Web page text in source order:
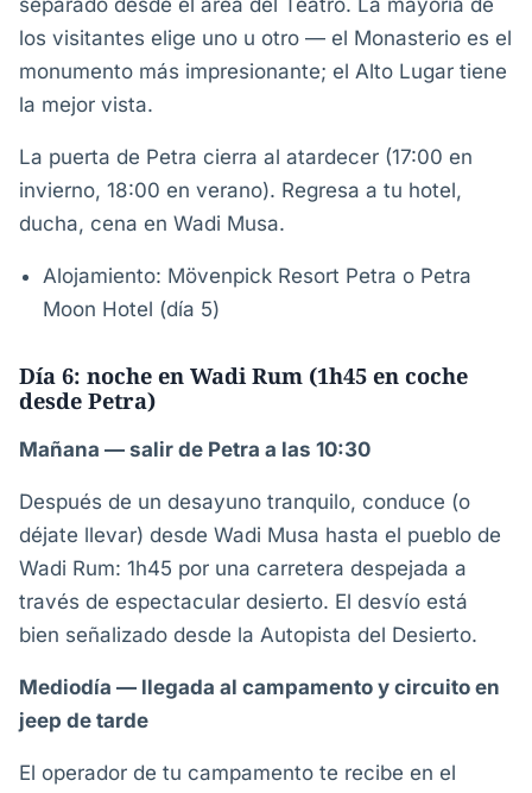
separado desde el área del Teatro. La mayoría de
los visitantes elige uno u otro — el Monasterio es el
monumento más impresionante; el Alto Lugar tiene
la mejor vista.
La puerta de Petra cierra al atardecer (17:00 en
invierno, 18:00 en verano). Regresa a tu hotel,
ducha, cena en Wadi Musa.
Alojamiento: Mövenpick Resort Petra o Petra
Moon Hotel (día 5)
Día 6: noche en Wadi Rum (1h45 en coche
desde Petra)
Mañana — salir de Petra a las 10:30
Después de un desayuno tranquilo, conduce (o
déjate llevar) desde Wadi Musa hasta el pueblo de
Wadi Rum: 1h45 por una carretera despejada a
través de espectacular desierto. El desvío está
bien señalizado desde la Autopista del Desierto.
Mediodía — llegada al campamento y circuito en
jeep de tarde
El operador de tu campamento te recibe en el